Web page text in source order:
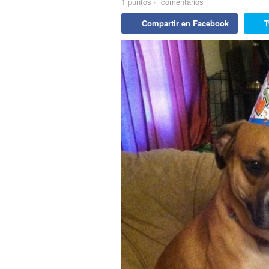
Compartir en Facebook